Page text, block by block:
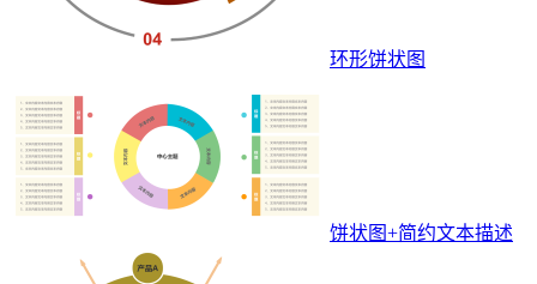
环形饼状图
饼状图+简约文本描述